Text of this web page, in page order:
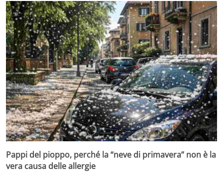
Pappi del pioppo, perché la “neve di primavera” non è la
vera causa delle allergie